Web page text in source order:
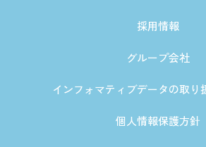
採用情報
グループ会社
インフォマティブデータの取り
個人情報保護方針